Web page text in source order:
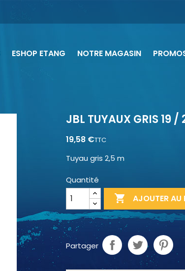
ESHOP ETANG NOTRE MAGASIN
JBL TUYAUX GRIS 19
19,58 €TTC
Tuyau gris 2,5 m
Quantité
 AJOUTER AU
Partager